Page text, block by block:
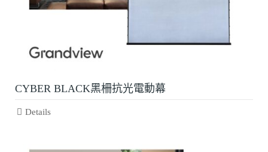
CYBER BLACK黑柵抗光電動幕
Details